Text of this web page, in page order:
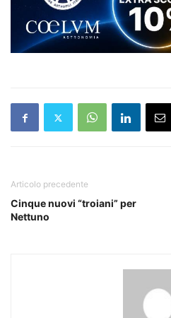
Articolo precedente
Cinque nuovi “troiani” per
Nettuno